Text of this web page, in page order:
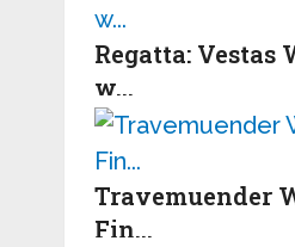
Regatta: Vestas
w...
Travemuender
Fin...